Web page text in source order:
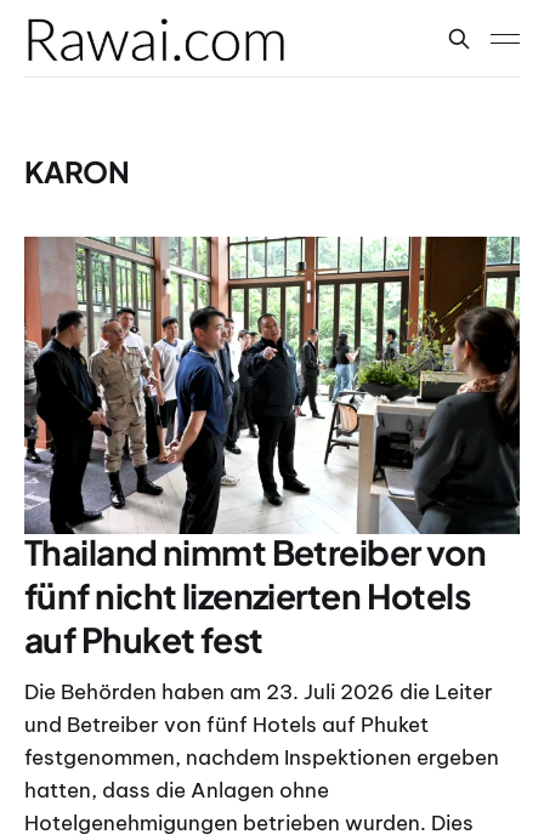
KARON
Thailand nimmt Betreiber von
fünf nicht lizenzierten Hotels
auf Phuket fest
Die Behörden haben am 23. Juli 2026 die Leiter
und Betreiber von fünf Hotels auf Phuket
festgenommen, nachdem Inspektionen ergeben
hatten, dass die Anlagen ohne
Hotelgenehmigungen betrieben wurden. Dies